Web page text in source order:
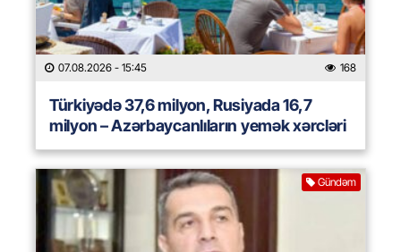
07.08.2026 - 15:45 168
Türkiyədə 37,6 milyon, Rusiyada 16,7
milyon – Azərbaycanlıların yemək xərcləri
Gündəm